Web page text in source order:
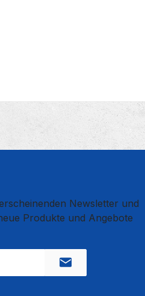
Newsletter und
Produkte und Angebote